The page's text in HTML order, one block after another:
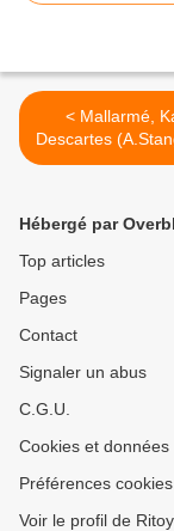
< Mallarmé, Kant et
Descartes
Hébergé par
Top articles
Pages
Contact
Signaler un abus
C.G.U.
Cookies et
Préférences cookies
Voir le profil de